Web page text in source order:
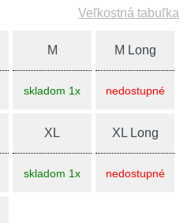
Veľkostná tabuľka
M
skladom 1x
M Long
nedostupné
XL
skladom 1x
XL Long
nedostupné